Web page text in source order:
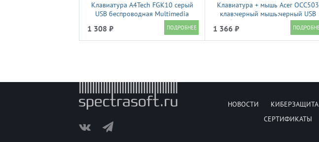
Клавиатура A4Tech FGK10 серый
USB беспроводная Multimedia
1 308 ₽
Клавиатура + мышь Acer OCC503
клав:черный мышь:черный USB
беспроводная Multimedia
1 366 ₽
НОВОСТИ КИБЕРЗАЩИТА
СЕРТИФИКАТЫ